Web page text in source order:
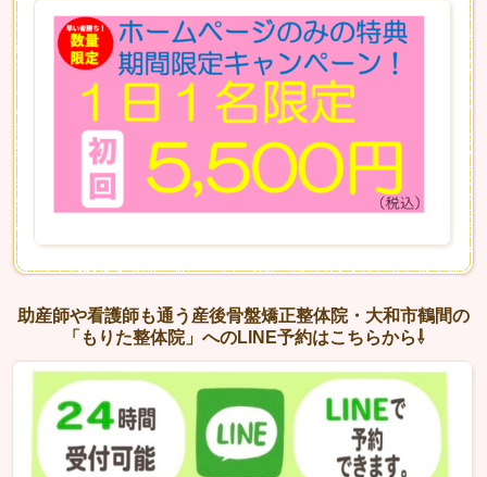
助産師や看護師も通う産後骨盤矯正整体院・大和市鶴間の
「もりた整体院」へのLINE予約はこちらから⇩